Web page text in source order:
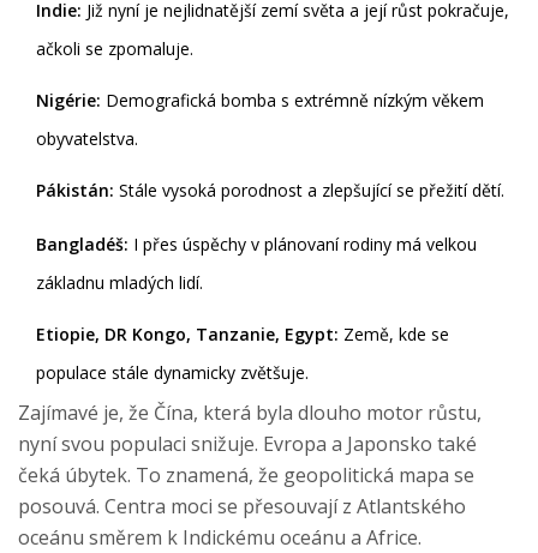
Indie: Již nyní je nejlidnatější zemí světa a její růst pokračuje,
ačkoli se zpomaluje.
Nigérie: Demografická bomba s extrémně nízkým věkem
obyvatelstva.
Pákistán: Stále vysoká porodnost a zlepšující se přežití dětí.
Bangladéš: I přes úspěchy v plánovaní rodiny má velkou
základnu mladých lidí.
Etiopie, DR Kongo, Tanzanie, Egypt: Země, kde se
populace stále dynamicky zvětšuje.
Zajímavé je, že Čína, která byla dlouho motor růstu,
nyní svou populaci snižuje. Evropa a Japonsko také
čeká úbytek. To znamená, že geopolitická mapa se
posouvá. Centra moci se přesouvají z Atlantského
oceánu směrem k Indickému oceánu a Africe.